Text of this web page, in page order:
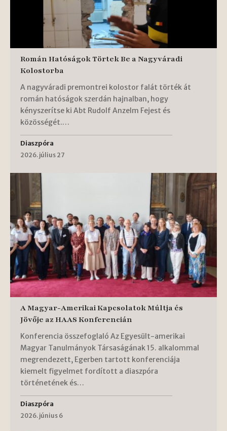
Román Hatóságok Törtek Be a Nagyváradi
Kolostorba
A nagyváradi premontrei kolostor falát törték át
román hatóságok szerdán hajnalban, hogy
kényszerítse ki Abt Rudolf Anzelm Fejest és
közösségét.…
Diaszpóra
2026. július 27
A Magyar-Amerikai Kapcsolatok Múltja és
Jövője az HAAS Konferencián
Konferencia összefoglaló Az Egyesült-amerikai
Magyar Tanulmányok Társaságának 15. alkalommal
megrendezett, Egerben tartott konferenciája
kiemelt figyelmet fordított a diaszpóra
történetének és…
Diaszpóra
2026. június 6